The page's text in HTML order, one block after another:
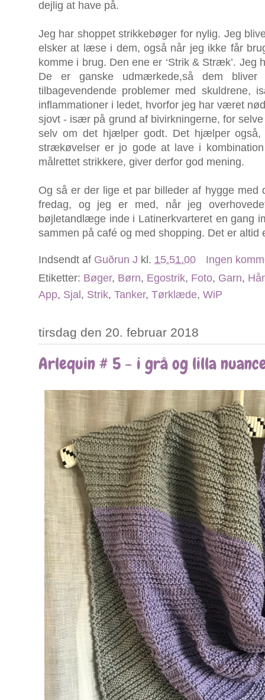
dejlig at have på.
Jeg har shoppet strikkebøger for nylig. Jeg
elsker at læse i dem, også når jeg ikke får
komme i brug. Den ene er ‘Strik & Stræk’.
De er ganske udmærkede,så dem
tilbagevendende problemer med skuldrene,
inflammationer i ledet, hvorfor jeg har været
sjovt - især på grund af bivirkningerne, for
selv om det hjælper godt. Det hjælper også,
strækøvelser er jo gode at lave i
målrettet strikkere, giver derfor god mening.
Og så er der lige et par billeder af hygge med
fredag, og jeg er med, når jeg
bøjletandlæge inde i Latinerkvarteret en gang
sammen på café og med shopping. Det er altid
Indsendt af Guðrun J kl. 15.51.00
Ingen
Etiketter: Bøger, Børn, Egostrik, Foto, Garn,
App, Sjal , Strik, Tanker, Tørklæde, WiP
tirsdag den 20. februar 2018
Arlequin # 5 - i grå og lilla